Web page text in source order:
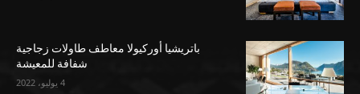
باتريشيا أوركيولا معاطف طاولات زجاجية
شفافة للمعيشة
4 يوليو، 2022